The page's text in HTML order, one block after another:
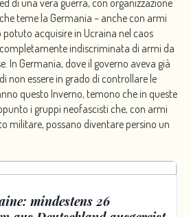
teme la Germania – anche con armi
acquisire in Ucraina nel caos
indiscriminata di armi da
In Germania, dove il governo aveva già
non essere in grado di controllare le
questo Inverno, temono che in queste
i gruppi neofascisti che, con armi
militare, possano diventare persino un
mindestens 26